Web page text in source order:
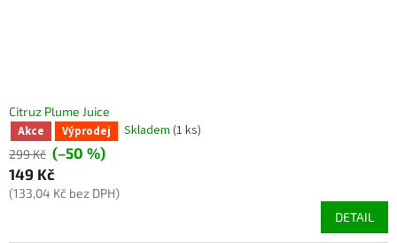
Citruz Plume Juice
Akce Výprodej Skladem (1 ks)
299 Kč (–50 %)
149 Kč
(133,04 Kč bez DPH)
DETAIL